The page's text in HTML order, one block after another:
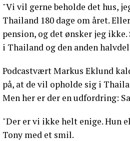
"Vi vil gerne beholde det hus,
Thailand 180 dage om året.
pension, og det ønsker jeg
i Thailand og den anden
Podcastvært Markus Eklund
på, at de vil opholde sig i
Men her er der en udfordring:
"Der er vi ikke helt enige. Hun
Tony med et smil.